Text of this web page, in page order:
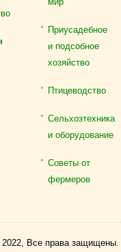
Приусадебное
и подсобное
хозяйство
Птицеводство
Сельхозтехника
и оборудование
Советы от
фермеров
2022, Все права защищены.